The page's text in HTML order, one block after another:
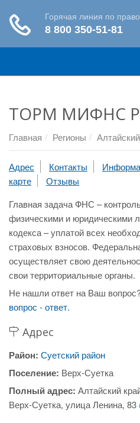
ТОРМ МИФНС
Главная Регионы
Адрес Контакты
карте
Отзывы
Главная задача ФНС –
физическими и юридическими
кодекса – уплатой всех
страховых взносов.
осуществляет свою
свои территориальные органы.
Не нашли ответ на Ваш
вопрос - ответ.
Адрес
Район: Суетский район
Поселение: Верх-Суетка
Полный адрес: Алтайский
Верх-Суетка, улица Ленина, 83